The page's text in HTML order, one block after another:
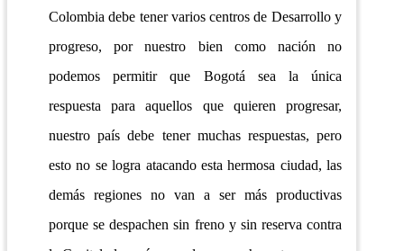
Colombia debe tener varios centros de Desarrollo y
progreso, por nuestro bien como nación no
podemos permitir que Bogotá sea la única
respuesta para aquellos que quieren progresar,
nuestro país debe tener muchas respuestas, pero
esto no se logra atacando esta hermosa ciudad, las
demás regiones no van a ser más productivas
porque se despachen sin freno y sin reserva contra